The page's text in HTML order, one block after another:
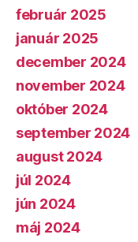
február 2025
január 2025
december 2024
november 2024
október 2024
september 2024
august 2024
júl 2024
jún 2024
máj 2024